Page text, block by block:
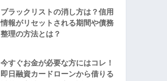
ブラックリストの消し方は？信用
情報がリセットされる期間や債務
整理の方法とは？
今すぐお金が必要な方にはコレ！
即日融資カードローンから借りる